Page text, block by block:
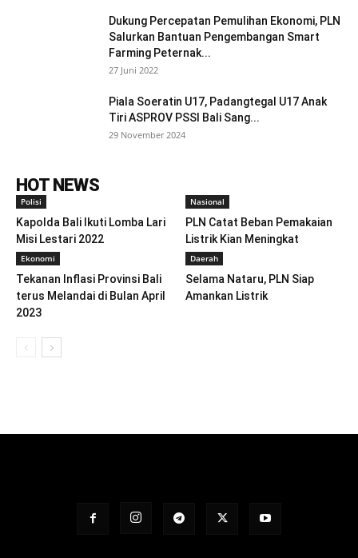
Dukung Percepatan Pemulihan Ekonomi, PLN
Salurkan Bantuan Pengembangan Smart
Farming Peternak...
27 Juni 2022
Piala Soeratin U17, Padangtegal U17 Anak
Tiri ASPROV PSSI Bali Sang...
29 November 2024
HOT NEWS
Polisi
Kapolda Bali Ikuti Lomba Lari
Misi Lestari 2022
Nasional
PLN Catat Beban Pemakaian
Listrik Kian Meningkat
Ekonomi
Tekanan Inflasi Provinsi Bali
terus Melandai di Bulan April
2023
Daerah
Selama Nataru, PLN Siap
Amankan Listrik